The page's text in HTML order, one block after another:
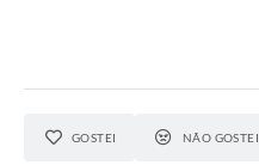
GOSTEI NÃO GOSTEI